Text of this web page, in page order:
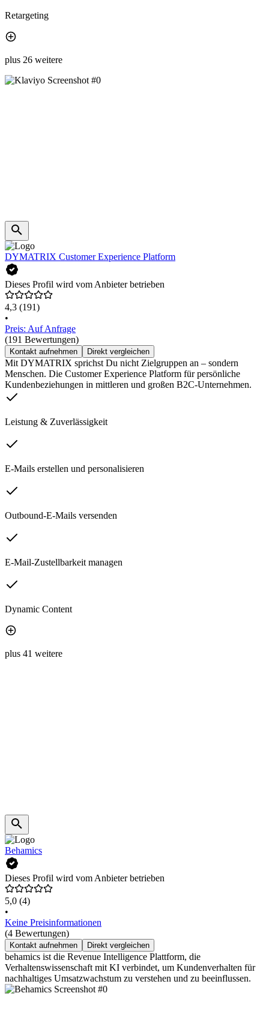
Retargeting
plus 26 weitere
DYMATRIX Customer Experience Platform
Dieses Profil wird vom Anbieter betrieben
4,3 (191)
•
Preis: Auf Anfrage
(191 Bewertungen)
Kontakt aufnehmen Direkt vergleichen
Mit DYMATRIX sprichst Du nicht Zielgruppen an – sondern
Menschen. Die Customer Experience Platform für persönliche
Kundenbeziehungen in mittleren und großen B2C-Unternehmen.
Leistung & Zuverlässigkeit
E-Mails erstellen und personalisieren
Outbound-E-Mails versenden
E-Mail-Zustellbarkeit managen
Dynamic Content
plus 41 weitere
Behamics
Dieses Profil wird vom Anbieter betrieben
5,0 (4)
•
Keine Preisinformationen
(4 Bewertungen)
Kontakt aufnehmen Direkt vergleichen
behamics ist die Revenue Intelligence Plattform, die
Verhaltenswissenschaft mit KI verbindet, um Kundenverhalten für
nachhaltiges Umsatzwachstum zu verstehen und zu beeinflussen.